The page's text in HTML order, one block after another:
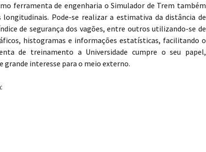
ferramenta de engenharia o Simulador de Trem também
Pode-se realizar a estimativa da distância de
de segurança dos vagões, entre outros utilizando-se de
histogramas e informações estatísticas, facilitando o
de treinamento a Universidade cumpre o seu papel,
interesse para o meio externo.